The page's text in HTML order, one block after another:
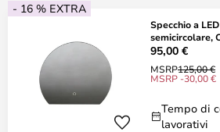
- 16 % EXTRA
Specchio a
semicircolare,
95,00 €
MSRP125,00 €
MSRP -30,00 €
Tempo di
lavorativi